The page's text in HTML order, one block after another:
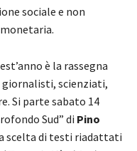
sociale e non
è la rassegna
giornalisti, scienziati,
Si parte sabato 14
Sud” di Pino
scelta di testi riadattati